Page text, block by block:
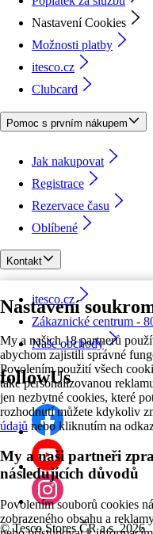
Nastavení
My a našich 18 partnerů
abychom zajistili správné
Povolením použití všech
také personalizovanou
jen nezbytné cookies, které
rozhodnutí můžete kdykoliv
údajů nebo kliknutím na
My a naši partneři
následujících důvodů
Povolením souborů cookies
zobrazeného obsahu a
Nastavení Cookies
Možnosti platby
itesco.cz
Clubcard
Pomoc s prvním nákupem
Jak nakupovat
Registrace
Rezervace času
Oblíbené
Kontakt
itesco.cz
Zákaznické centrum -
Naše obchody
followUs
©Tesco Stores ČR a.s. 2026